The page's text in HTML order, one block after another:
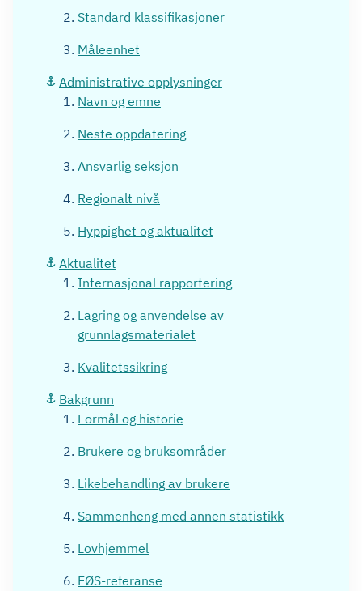
Standard klassifikasjoner
Måleenhet
Administrative opplysninger
Navn og emne
Neste oppdatering
Ansvarlig seksjon
Regionalt nivå
Hyppighet og aktualitet
Aktualitet
Internasjonal rapportering
Lagring og anvendelse av
grunnlagsmaterialet
Kvalitetssikring
Bakgrunn
Formål og historie
Brukere og bruksområder
Likebehandling av brukere
Sammenheng med annen statistikk
Lovhjemmel
EØS-referanse